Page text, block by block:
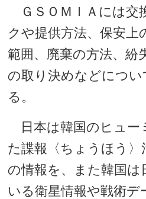
ＧＳＯＭＩＡには交
クや提供方法、保安上
範囲、廃棄の方法、紛
の取り決めなどにつ
る。
日本は韓国のヒュー
た諜報〈ちょうほう〉
の情報を、また韓国は
いる衛星情報や戦術